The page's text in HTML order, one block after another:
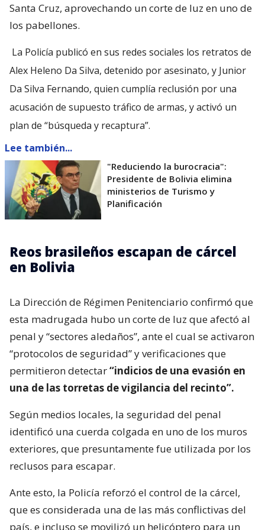
Santa Cruz, aprovechando un corte de luz en uno de
los pabellones.
La Policía publicó en sus redes sociales los retratos de
Alex Heleno Da Silva, detenido por asesinato, y Junior
Da Silva Fernando, quien cumplía reclusión por una
acusación de supuesto tráfico de armas, y activó un
plan de “búsqueda y recaptura”.
Lee también...
"Reduciendo la burocracia":
Presidente de Bolivia elimina
ministerios de Turismo y
Planificación
Reos brasileños escapan de cárcel
en Bolivia
La Dirección de Régimen Penitenciario confirmó que
esta madrugada hubo un corte de luz que afectó al
penal y “sectores aledaños”, ante el cual se activaron
“protocolos de seguridad” y verificaciones que
permitieron detectar“indicios de una evasión en
una de las torretas de vigilancia del recinto”.
Según medios locales, la seguridad del penal
identificó una cuerda colgada en uno de los muros
exteriores, que presuntamente fue utilizada por los
reclusos para escapar.
Ante esto, la Policía reforzó el control de la cárcel,
que es considerada una de las más conflictivas del
país, e incluso se movilizó un helicóptero para un